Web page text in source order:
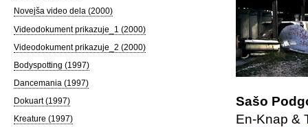
Sašo
En-Knap &
Novejša video dela (2000)
Videodokument prikazuje_1 (2000)
Videodokument prikazuje_2 (2000)
Bodyspotting (1997)
Dancemania (1997)
Dokuart (1997)
Kreature (1997)